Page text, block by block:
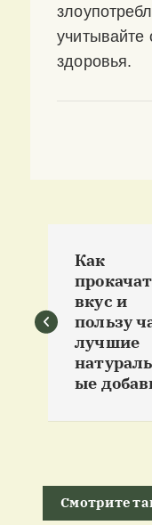
учитывайте
здоровья.
в
г
Как
вкус и
пользу
лучшие
ые
Смотрите